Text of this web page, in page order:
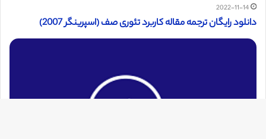
2022-11-14
دانلود رایگان ترجمه مقاله کاربرد تئوری صف (اسپرینگر 2007)